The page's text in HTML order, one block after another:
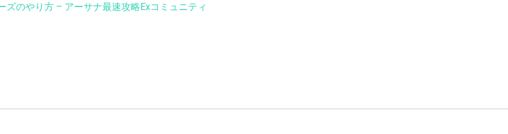
のやり方 – アーサナ最速攻略Exコミュニティ